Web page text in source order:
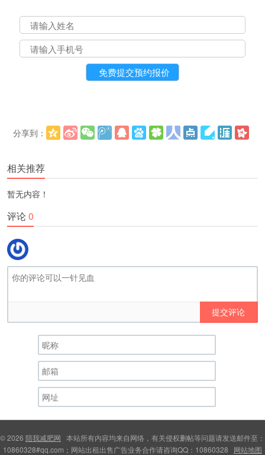
分享到：
相关推荐
暂无内容！
评论0
提交评论
© 2026 陪我减肥网 本站所有内容均来自网络，有关侵权删帖等问题请发送邮件至：
10860328#qq.com；网站出租出售广告业务合作请咨询QQ：10860328 网站地图